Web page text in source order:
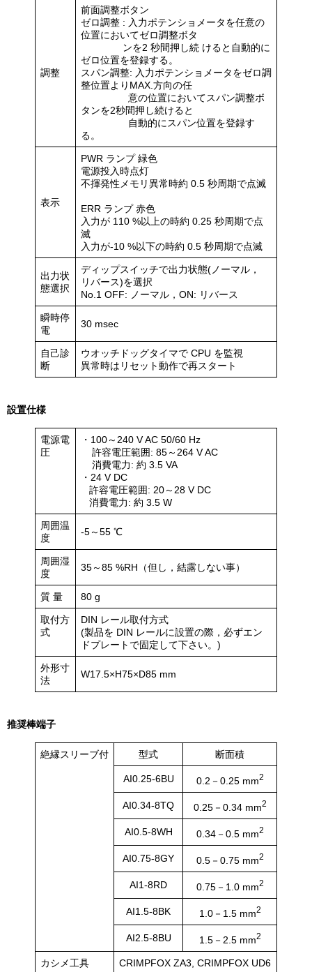
調整
前面調整ボタン
ゼロ調整 : 入力ポテンショメータを任意の
位置においてゼロ調整ボタ
ンを2 秒間押し続 けると自動的に
ゼロ位置を登録する。
スパン調整: 入力ポテンショメータをゼロ調
整位置よりMAX.方向の任
意の位置においてスパン調整ボ
タンを2秒間押し続けると
自動的にスパン位置を登録す
る。
表示
PWR ランプ 緑色
電源投入時点灯
不揮発性メモリ異常時約 0.5 秒周期で点滅
ERR ランプ 赤色
入力が 110 %以上の時約 0.25 秒周期で点
滅
入力が-10 %以下の時約 0.5 秒周期で点滅
出力状
態選択
ディップスイッチで出力状態(ノーマル，
リバース)を選択
No.1 OFF: ノーマル，ON: リバース
瞬時停
電
30 msec
自己診
断
ウオッチドッグタイマで CPU を監視
異常時はリセット動作で再スタート
設置仕様
電源電
圧
・100～240 V AC 50/60 Hz
許容電圧範囲: 85～264 V AC
消費電力: 約 3.5 VA
・24 V DC
許容電圧範囲: 20～28 V DC
消費電力: 約 3.5 W
周囲温
度
-5～55 ℃
周囲湿
度
35～85 %RH（但し，結露しない事）
質 量 80 g
取付方
式
DIN レール取付方式
(製品を DIN レールに設置の際，必ずエン
ドプレートで固定して下さい。)
外形寸
法
W17.5×H75×D85 mm
推奨棒端子
絶縁スリーブ付 型式 断面積
AI0.25-6BU 0.2－0.25 mm2
AI0.34-8TQ 0.25－0.34 mm2
AI0.5-8WH 0.34－0.5 mm2
AI0.75-8GY 0.5－0.75 mm2
AI1-8RD 0.75－1.0 mm2
AI1.5-8BK 1.0－1.5 mm2
AI2.5-8BU 1.5－2.5 mm2
カシメ工具 CRIMPFOX ZA3, CRIMPFOX UD6